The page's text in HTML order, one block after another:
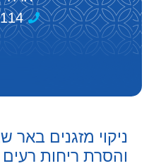
ניקוי מזגנים באר
והסרת ריחות רעים